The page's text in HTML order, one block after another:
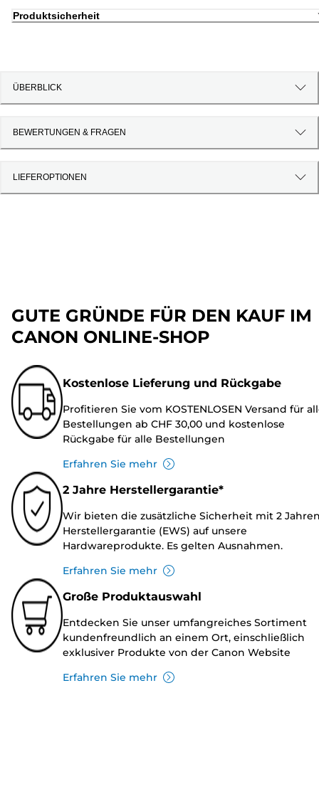
Produktsicherheit
ÜBERBLICK
BEWERTUNGEN & FRAGEN
LIEFEROPTIONEN
GUTE GRÜNDE FÜR DEN KAUF IM
CANON ONLINE-SHOP
Kostenlose Lieferung und Rückgabe
Profitieren Sie vom KOSTENLOSEN Versand für
Bestellungen ab CHF 30,00 und kostenlose
Rückgabe für alle Bestellungen
Erfahren Sie mehr
2 Jahre Herstellergarantie*
Wir bieten die zusätzliche Sicherheit mit 2
Herstellergarantie (EWS) auf unsere
Hardwareprodukte. Es gelten Ausnahmen.
Erfahren Sie mehr
Große Produktauswahl
Entdecken Sie unser umfangreiches Sortiment
kundenfreundlich an einem Ort, einschließlich
exklusiver Produkte von der Canon Website
Erfahren Sie mehr